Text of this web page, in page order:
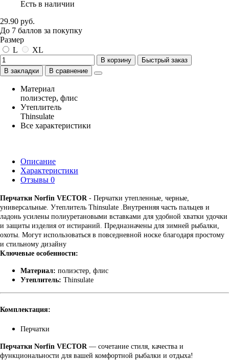
Есть в наличии
29.90 руб.
До 7 баллов за покупку
Размер
L
XL
В корзину
Быстрый заказ
В закладки
В сравнение
Материал
полиэстер, флис
Утеплитель
Thinsulate
Все характеристики
Описание
Характеристики
Отзывы 0
Перчатки Norfin VECTOR- Перчатки утепленные, черные,
универсальные. Утеплитель Thinsulate .Внутренняя часть пальцев и
ладонь усилены полиуретановыми вставками для удобной хватки удочки
и защиты изделия от истираний. Предназначены для зимней рыбалки,
охоты. Могут использоваться в повседневной носке благодаря простому
и стильному дизайну
Ключевые особенности:
Материал: полиэстер, флис
Утеплитель: Thinsulate
Комплектация:
Перчатки
Перчатки Norfin VECTOR — сочетание стиля, качества и
функциональности для вашей комфортной рыбалки и отдыха!